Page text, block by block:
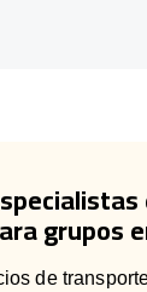
grupos
de